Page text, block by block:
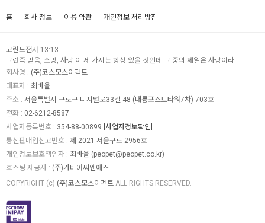
홈 회사 정보 이용 약관 개인정보 처리방침
고린도전서 13:13
그런즉 믿음, 소망, 사랑 이 세 가지는 항상 있을 것인데 그 중의 제일은 사랑이라
회사명 : (주)코스모스이펙트
대표자 : 최바울
주소 : 서울특별시 구로구 디지털로33길 48 (대륭포스트타워7차) 703호
전화 : 02-6212-8587
사업자등록번호 : 354-88-00899 [사업자정보확인]
통신판매업신고번호 : 제 2021-서울구로-2956호
개인정보보호책임자 : 최바울 (peopet@peopet.co.kr)
호스팅 제공자 : (주)가비아씨엔에스
COPYRIGHT (c) (주)코스모스이펙트 ALL RIGHTS RESERVED.